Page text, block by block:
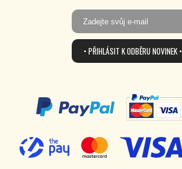
• PŘIHLÁSIT K ODBĚRU NOVINEK •